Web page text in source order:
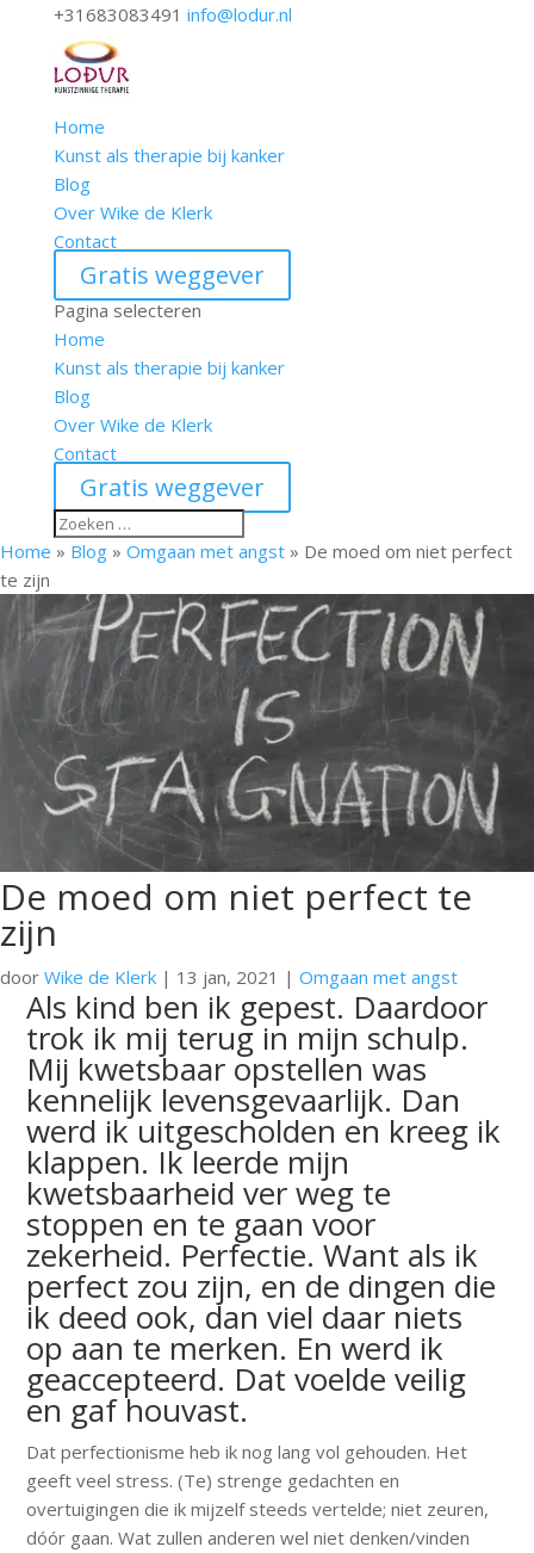
+31683083491 info@lodur.nl
Home
Kunst als therapie bij kanker
Blog
Over Wike de Klerk
Contact
Gratis weggever
Pagina selecteren
Home
Kunst als therapie bij kanker
Blog
Over Wike de Klerk
Contact
Gratis weggever
Home » Blog » Omgaan met angst » De moed om niet perfect
te zijn
De moed om niet perfect te
zijn
door Wike de Klerk | 13 jan, 2021 | Omgaan met angst
Als kind ben ik gepest. Daardoor
trok ik mij terug in mijn schulp.
Mij kwetsbaar opstellen was
kennelijk levensgevaarlijk. Dan
werd ik uitgescholden en kreeg ik
klappen. Ik leerde mijn
kwetsbaarheid ver weg te
stoppen en te gaan voor
zekerheid. Perfectie. Want als ik
perfect zou zijn, en de dingen die
ik deed ook, dan viel daar niets
op aan te merken. En werd ik
geaccepteerd. Dat voelde veilig
en gaf houvast.
Dat perfectionisme heb ik nog lang vol gehouden. Het
geeft veel stress. (Te) strenge gedachten en
overtuigingen die ik mijzelf steeds vertelde; niet zeuren,
dóór gaan. Wat zullen anderen wel niet denken/vinden